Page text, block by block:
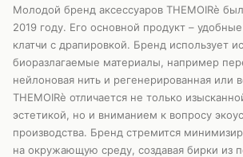
Молодой бренд аксессуаров THEMOIRè
2019 году. Его основной продукт –
клатчи с драпировкой. Бренд использует
биоразлагаемые материалы, например
нейлоновая нить и регенерированная или
THEMOIRè отличается не только
эстетикой, но и вниманием к вопросу
производства. Бренд стремится
на окружающую среду, создавая бирки из